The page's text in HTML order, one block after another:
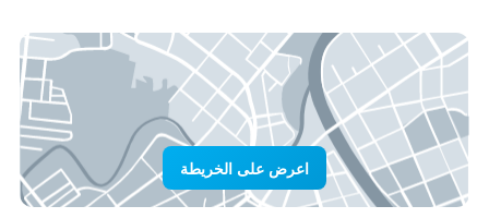
اعرض على الخريطة